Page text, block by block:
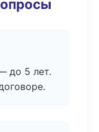
до 5 лет.